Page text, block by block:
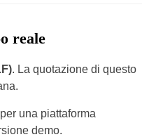
reale
. La quotazione di questo
una piattaforma
demo.